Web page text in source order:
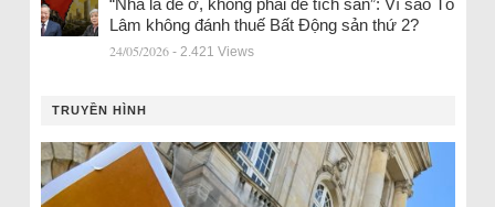
“Nhà là để ở, không phải để tích sản”: Vì sao Tô
Lâm không đánh thuế Bất Động sản thứ 2?
24/05/2026 - 2.421 Views
TRUYỀN HÌNH